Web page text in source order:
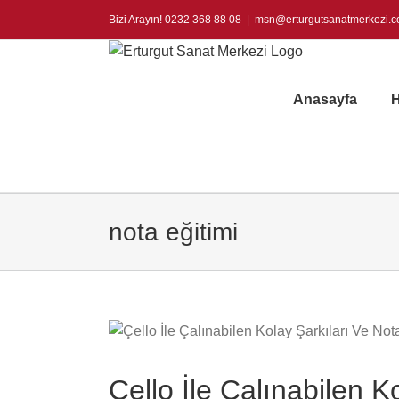
Bizi Arayın! 0232 368 88 08
Anasayfa
nota eğitimi
Çello İle Çalınabilen